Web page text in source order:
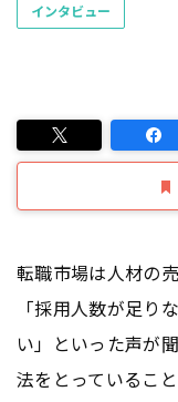
インタビュー
転職市場は人材の
「採用人数が足り
い」といった声が
法をとっているこ